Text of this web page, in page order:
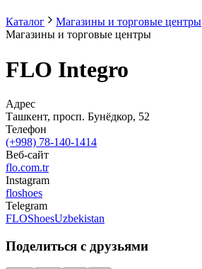
Каталог Магазины и торговые центры
Магазины и торговые центры
FLO Integro
Адрес
Ташкент, просп. Бунёдкор, 52
Телефон
(+998) 78-140-1414
Веб-сайт
flo.com.tr
Instagram
floshoes
Telegram
FLOShoesUzbekistan
Поделиться с друзьями